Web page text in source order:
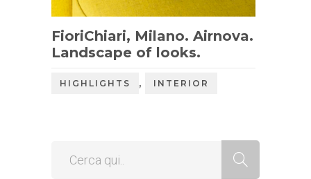
FioriChiari, Milano. Airnova.
Landscape of looks.
HIGHLIGHTS , INTERIOR